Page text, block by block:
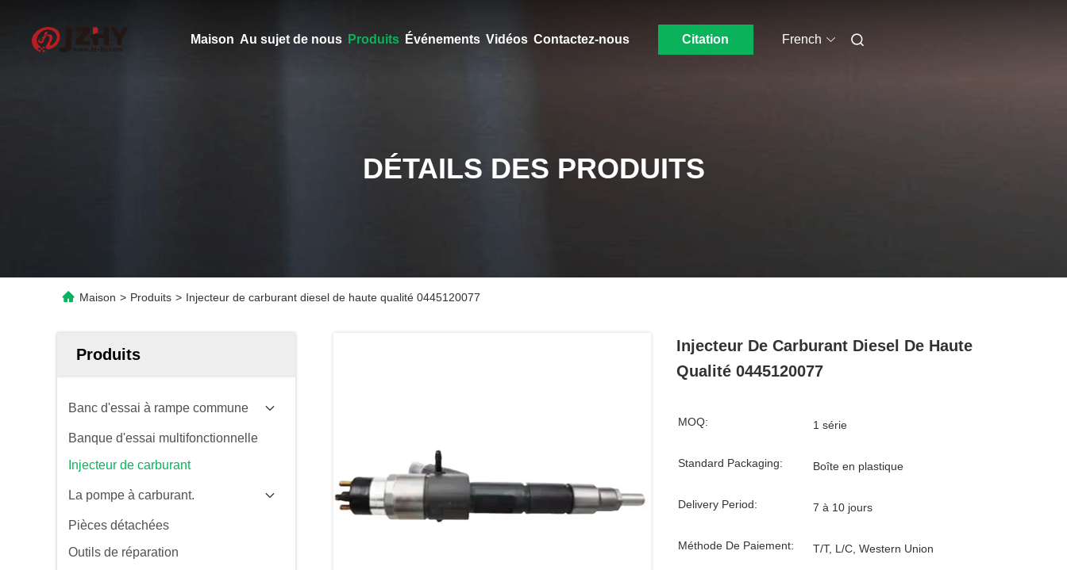
Maison Au sujet de nous Produits Événements Vidéos Contactez-nous Citation French
DÉTAILS DES PRODUITS
Maison > Produits > Injecteur de carburant diesel de haute qualité 0445120077
Produits
Banc d'essai à rampe commune
Banque d'essai multifonctionnelle
Injecteur de carburant
La pompe à carburant.
Pièces détachées
Outils de réparation
Injecteur De Carburant Diesel De Haute
Qualité 0445120077
MOQ: 1 série
Standard Packaging: Boîte en plastique
Delivery Period: 7 à 10 jours
Méthode De Paiement: T/T, L/C, Western Union